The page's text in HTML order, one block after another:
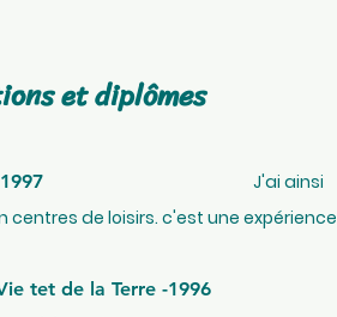
et diplômes
enfance - 1997J'ai ainsi
de loisirs. c'est une expérience
tet de la Terre -1996